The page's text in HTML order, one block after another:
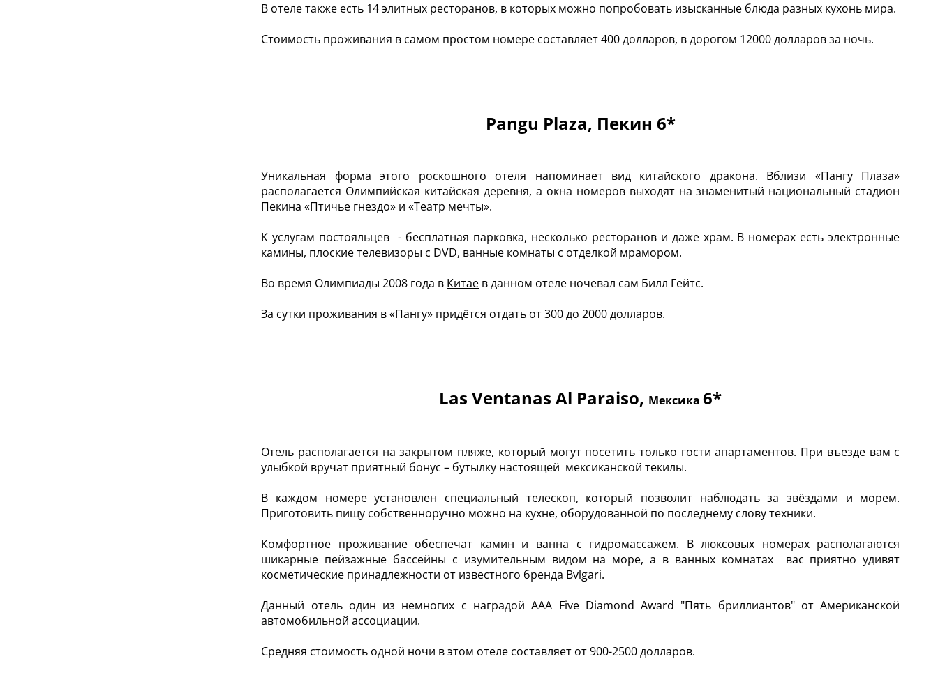
В отеле также есть 14 элитных ресторанов, в которых можно попробовать изысканные блюда разных кухонь мира.
Стоимость проживания в самом простом номере составляет 400 долларов, в дорогом 12000 долларов за ночь.
Pangu Plaza, Пекин 6*
Уникальная форма этого роскошного отеля напоминает вид китайского дракона. Вблизи «Пангу Плаза»
располагается Олимпийская китайская деревня, а окна номеров выходят на знаменитый национальный стадион
Пекина «Птичье гнездо» и «Театр мечты».
К услугам постояльцев - бесплатная парковка, несколько ресторанов и даже храм. В номерах есть электронные
камины, плоские телевизоры с DVD, ванные комнаты с отделкой мрамором.
Во время Олимпиады 2008 года в Китае в данном отеле ночевал сам Билл Гейтс.
За сутки проживания в «Пангу» придётся отдать от 300 до 2000 долларов.
Las Ventanas Al Paraiso, Мексика6*
Отель располагается на закрытом пляже, который могут посетить только гости апартаментов. При въезде вам с
улыбкой вручат приятный бонус – бутылку настоящей мексиканской текилы.
В каждом номере установлен специальный телескоп, который позволит наблюдать за звёздами и морем.
Приготовить пищу собственноручно можно на кухне, оборудованной по последнему слову техники.
Комфортное проживание обеспечат камин и ванна с гидромассажем. В люксовых номерах располагаются
шикарные пейзажные бассейны с изумительным видом на море, а в ванных комнатах вас приятно удивят
косметические принадлежности от известного бренда Bvlgari.
Данный отель один из немногих с наградой AAA Five Diamond Award "Пять бриллиантов" от Американской
автомобильной ассоциации.
Средняя стоимость одной ночи в этом отеле составляет от 900-2500 долларов.